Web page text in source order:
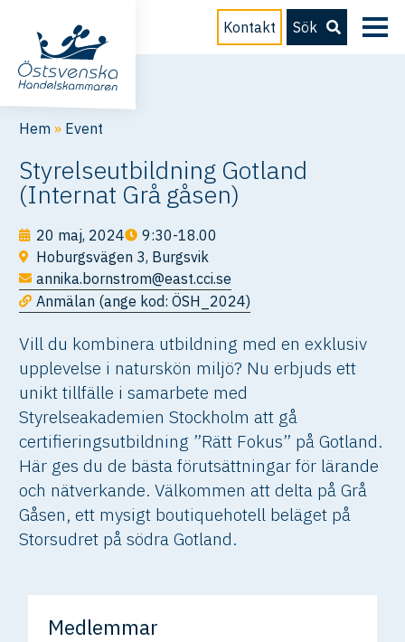
Kontakt Sök
Hem » Event
Styrelseutbildning Gotland
(Internat Grå gåsen)
20 maj, 2024
9:30-18.00
Hoburgsvägen 3, Burgsvik
annika.bornstrom@east.cci.se
Anmälan (ange kod: ÖSH_2024)
Vill du kombinera utbildning med en exklusiv
upplevelse i naturskön miljö? Nu erbjuds ett
unikt tillfälle i samarbete med
Styrelseakademien Stockholm att gå
certifieringsutbildning ”Rätt Fokus” på Gotland.
Här ges du de bästa förutsättningar för lärande
och nätverkande. Välkommen att delta på Grå
Gåsen, ett mysigt boutiquehotell beläget på
Storsudret på södra Gotland.
Medlemmar